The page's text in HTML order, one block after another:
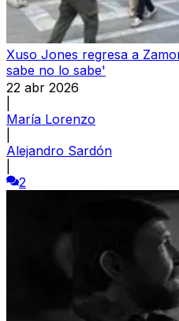
Xuso Jones regresa a
sabe no lo sabe'
22 abr 2026
María Lorenzo
Alejandro Sardón
2